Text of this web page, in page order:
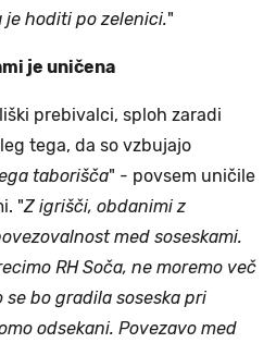
je hoditi po zelenici."
je uničena
prebivalci, sploh zaradi
tega, da so vzbujajo
taborišča" - povsem uničile
"Z igrišči, obdanimi z
med soseskami.
RH Soča, ne moremo več
bo gradila soseska pri
odsekani. Povezavo med